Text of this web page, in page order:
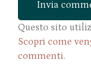
Questo sito
Scopri come
commenti.